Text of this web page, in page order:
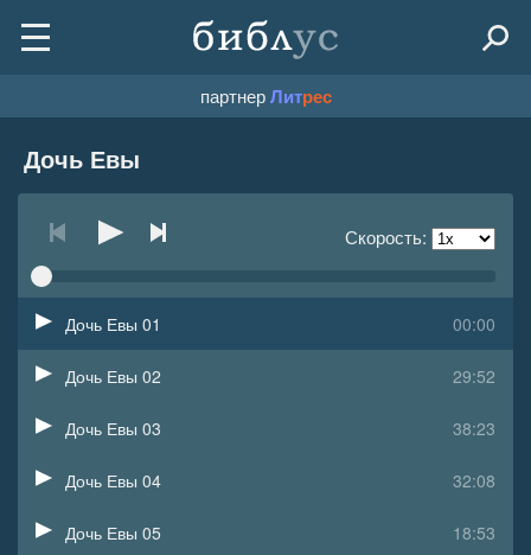
партнерЛитрес
Дочь Евы
Скорость:
00:00
Дочь Евы 01
29:52
Дочь Евы 02
38:23
Дочь Евы 03
32:08
Дочь Евы 04
18:53
Дочь Евы 05